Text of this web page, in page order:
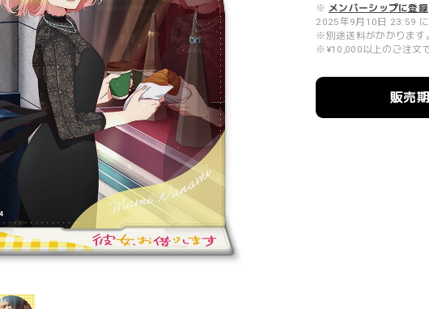
※ メンバーシップに登録
2025年9月10日 23:59
※別途送料がかかります
※¥10,000以上のご注文
販売